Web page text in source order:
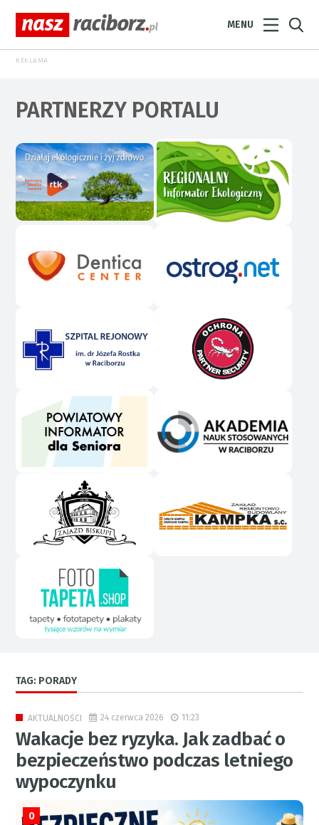
MENU
REKLAMA
PARTNERZY PORTALU
TAG: PORADY
AKTUALNOŚCI 24 czerwca 2026 11:23
Wakacje bez ryzyka. Jak zadbać o
bezpieczeństwo podczas letniego
wypoczynku
0